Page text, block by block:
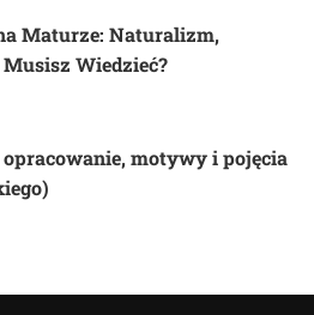
Maturze: Naturalizm,
Wiedzieć?
opracowanie, motywy i pojęcia